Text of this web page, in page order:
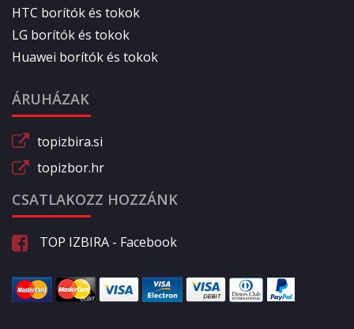
HTC borítók és tokok
LG borítók és tokok
Huawei borítók és tokok
ÁRUHÁZAK
topizbira.si
topizbor.hr
CSATLAKOZZ HOZZÁNK
TOP IZBIRA - Facebook